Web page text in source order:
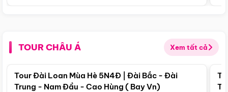
TOUR CHÂU Á Xem tất cả
Điểm nổi bật
Tour Đài Loan Mùa Hè 5N4Đ | Đài Bắc - Đài
Trung - Nam Đầu - Cao Hùng ( Bay Vn)